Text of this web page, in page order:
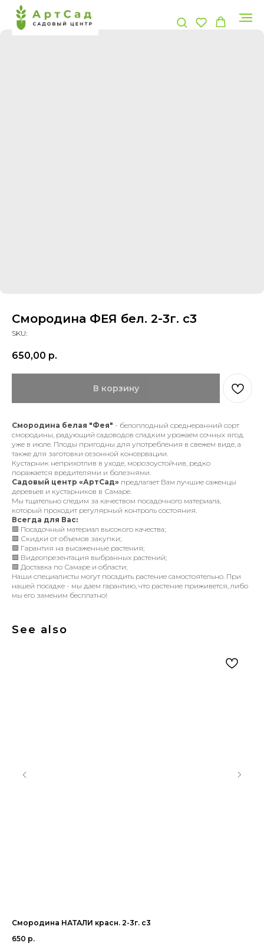
Смородина ФЕЯ бел. 2-3г. с3
SKU:
650,00 р.
В корзину
Смородина белая "Фея" - белоплодный среднеранний сорт
смородины, радующий садоводов сладким урожаем сочных ягод
уже в июле. Плоды пригодны для употребления в свежем виде, а
также для заготовки сезонной консервации.
Кустарник неприхотлив в уходе, морозоустойчив, редко
поражается вредителями и болезнями.
Садовый центр «АртСад» предлагает Вам лучшие саженцы
деревьев и кустарников в Самаре.
Мы тщательно следим за качеством посадочного материала,
который проходит регулярный контроль состояния.
Всегда для Вас:
🟩 Посадочный материал высокого качества;
🟩 Скидки от объемов закупки;
🟩 Гарантия на высаженные растения;
🟩 Видеопрезентация выбранных растений;
🟩 Доставка по Самаре и области;
Наши специалисты могут посадить растение самостоятельно. При
нашей посадке - мы даем гарантию, что растение приживется, либо
мы его заменим бесплатно!
See also
Смородина НАТАЛИ красн. 2-3г. с3
650 р.